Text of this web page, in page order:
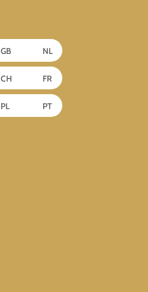
GB NL
CH FR
PL PT